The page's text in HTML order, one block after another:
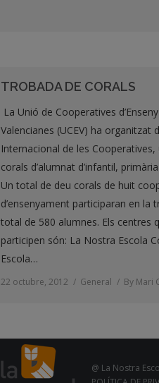
TROBADA DE CORALS
La Unió de Cooperatives
Valencianes (UCEV) ha organitzat
Internacional de les Cooperatives,
corals d’alumnat d’infantil,
Un total de deu corals de huit
d’ensenyament participaran en la
total de 580 alumnes. Els centres
participen són: La Nostra Escola
Escola…
22 octubre, 2012 General By Mari
@ La Nostra